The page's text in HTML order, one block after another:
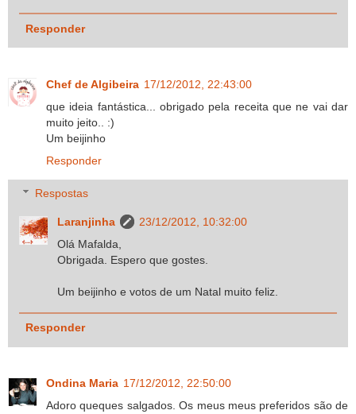
Responder
Chef de Algibeira 17/12/2012, 22:43:00
que ideia fantástica... obrigado pela receita que ne vai dar
muito jeito.. :)
Um beijinho
Responder
Respostas
Laranjinha
23/12/2012, 10:32:00
Olá Mafalda,
Obrigada. Espero que gostes.
Um beijinho e votos de um Natal muito feliz.
Responder
Ondina Maria 17/12/2012, 22:50:00
Adoro queques salgados. Os meus meus preferidos são de